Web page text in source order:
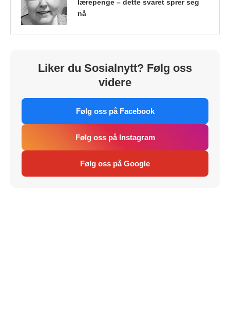
lærepenge – dette svaret sprer seg
nå
Liker du Sosialnytt? Følg oss
videre
Følg oss på Facebook
Følg oss på Instagram
Følg oss på Google